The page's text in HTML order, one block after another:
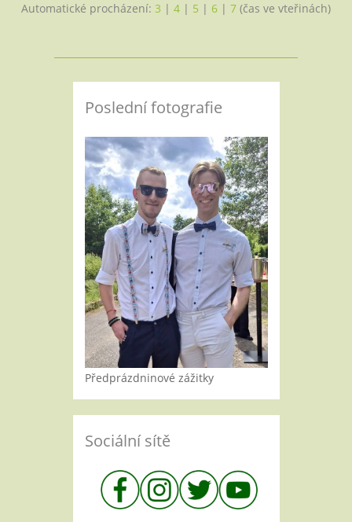
Automatické procházení: 3 | 4 | 5 | 6 | 7 (čas ve vteřinách)
Poslední fotografie
Předprázdninové zážitky
Sociální sítě